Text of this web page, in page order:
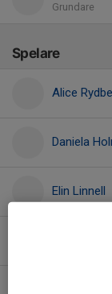
Grundare
Spelare
Alice
Daniela
Elin Linnell